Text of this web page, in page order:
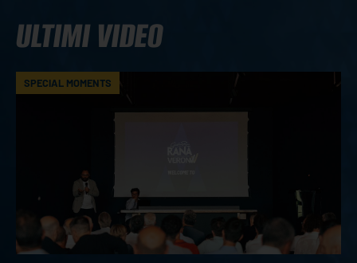
ULTIMI VIDEO
SPECIAL MOMENTS